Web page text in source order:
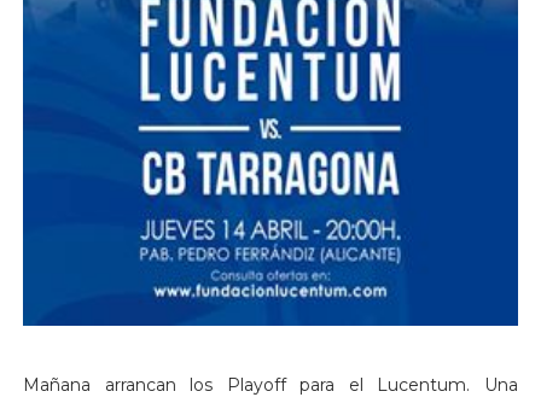
Mañana arrancan los Playoff para el Lucentum. Una